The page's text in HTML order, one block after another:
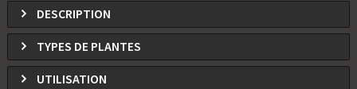
DESCRIPTION
TYPES DE PLANTES
UTILISATION